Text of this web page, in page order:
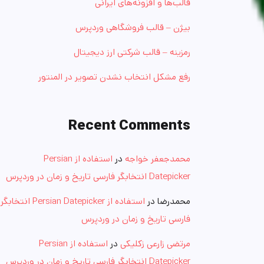
قالب‌ها و افزونه‌های ایرانی
بیژن – قالب فروشگاهی وردپرس
رمزینه – قالب شرکتی ارز دیجیتال
رفع مشکل انتخاب نشدن تصویر در المنتور
Recent Comments
محمدجعفر خواجه در
استفاده از Persian
Datepicker انتخابگر فارسی تاریخ و زمان در وردپرس
محمدرضا در
استفاده از Persian Datepicker انتخابگر
فارسی تاریخ و زمان در وردپرس
مرتضی زارعی زکلیکی در
استفاده از Persian